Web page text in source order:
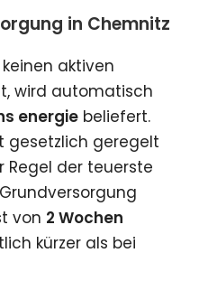
in Chemnitz
aktiven
wird automatisch
energie beliefert.
gesetzlich geregelt
Regel der teuerste
von 2 Wochen
kürzer als bei